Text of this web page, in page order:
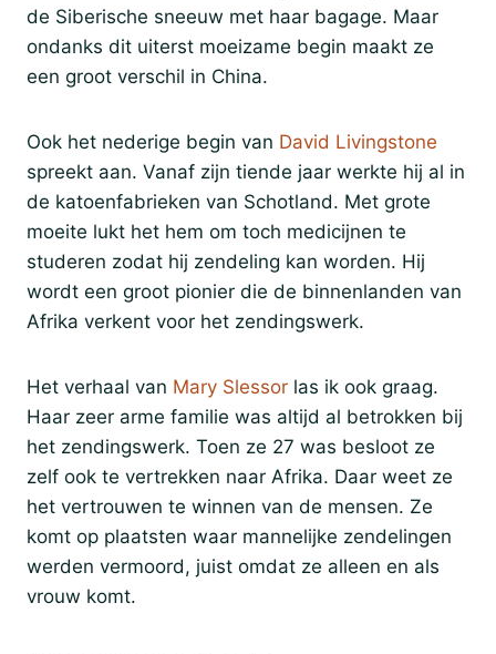
de Siberische sneeuw met haar bagage. Maar
ondanks dit uiterst moeizame begin maakt ze
een groot verschil in China.
Ook het nederige begin van David Livingstone
spreekt aan. Vanaf zijn tiende jaar werkte hij al in
de katoenfabrieken van Schotland. Met grote
moeite lukt het hem om toch medicijnen te
studeren zodat hij zendeling kan worden. Hij
wordt een groot pionier die de binnenlanden van
Afrika verkent voor het zendingswerk.
Het verhaal van Mary Slessor las ik ook graag.
Haar zeer arme familie was altijd al betrokken bij
het zendingswerk. Toen ze 27 was besloot ze
zelf ook te vertrekken naar Afrika. Daar weet ze
het vertrouwen te winnen van de mensen. Ze
komt op plaatsten waar mannelijke zendelingen
werden vermoord, juist omdat ze alleen en als
vrouw komt.